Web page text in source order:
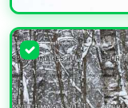
УВЕЛИЧИТЬ